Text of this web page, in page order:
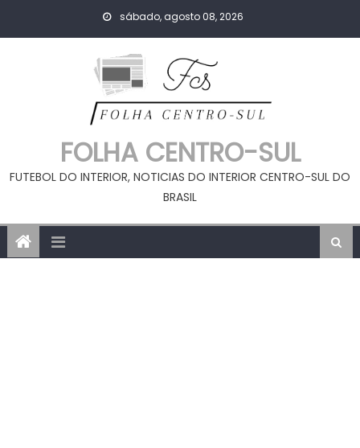
sábado, agosto 08, 2026
FOLHA CENTRO-SUL
FUTEBOL DO INTERIOR, NOTICIAS DO INTERIOR CENTRO-SUL DO
BRASIL